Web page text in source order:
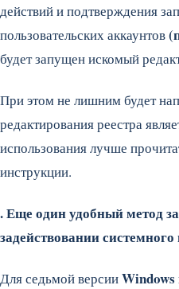
действий и подтверждения
пользовательских аккаунтов
будет запущен искомый
При этом не лишним будет
редактирования реестра
использования лучше
инструкции.
. Еще один удобный метод
задействовании
Для седьмой версииWindows